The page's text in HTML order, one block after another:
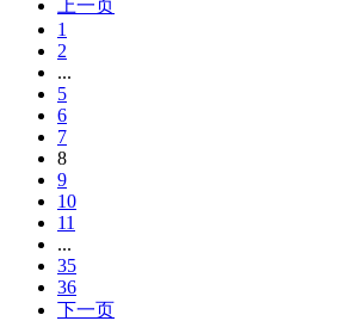
上一页
1
2
...
5
6
7
8
9
10
11
...
35
36
下一页